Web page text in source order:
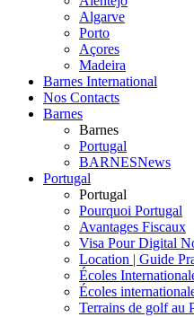
Algarve
Porto
Açores
Madeira
Barnes International
Nos Contacts
Barnes
Barnes
Portugal
BARNESNews
Portugal
Portugal
Pourquoi Portugal
Avantages Fiscaux
Visa Pour Digital
Location | Guide
Écoles
Écoles
Terrains de golf au